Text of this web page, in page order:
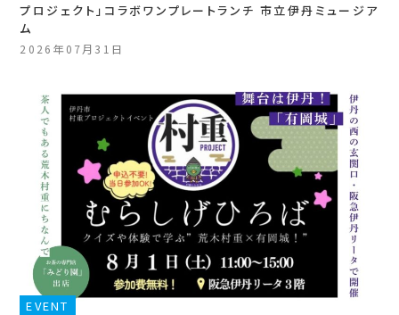
プロジェクト」コラボワンプレートランチ 市立伊丹ミュージア
ム
2026年07月31日
EVENT